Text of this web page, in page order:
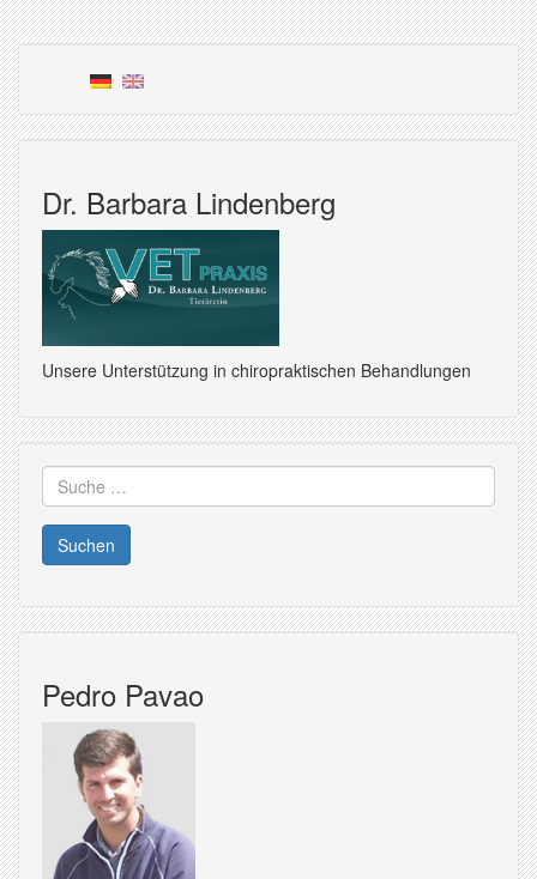
Dr. Barbara Lindenberg
Unsere Unterstützung in chiropraktischen Behandlungen
Suche
nach:
Pedro Pavao